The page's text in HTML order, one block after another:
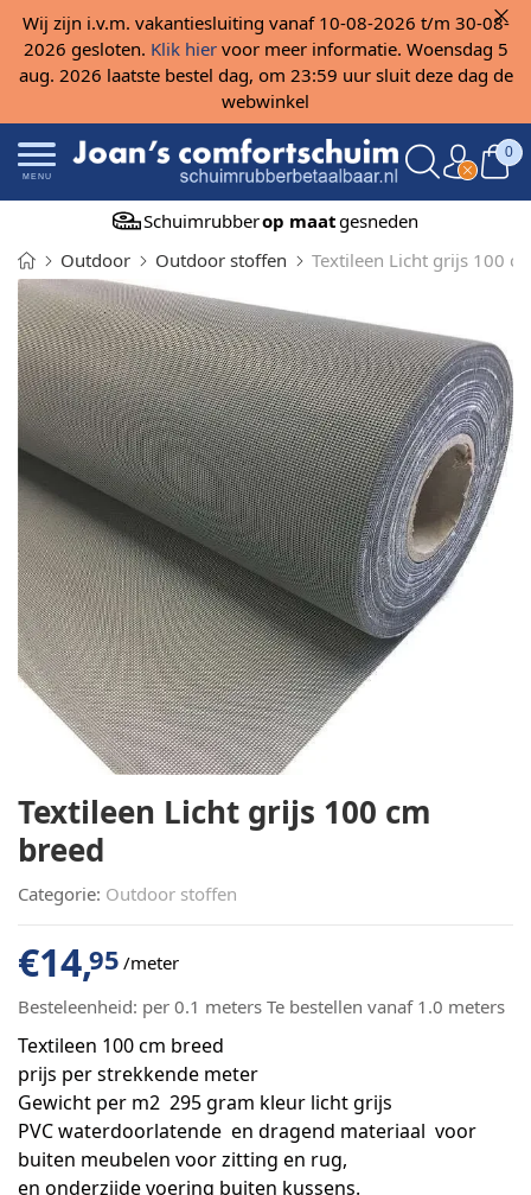
Wij zijn i.v.m. vakantiesluiting vanaf 10-08-2026 t/m 30-08-
2026 gesloten. Klik hiervoor meer informatie. Woensdag 5
aug. 2026 laatste bestel dag, om 23:59 uur sluit deze dag de
webwinkel
MENU
0
Schuimrubberop maatgesneden
Outdoor
Outdoor stoffen Textileen Licht grijs 100
Textileen Licht grijs 100 cm
breed
Categorie: Outdoor stoffen
€14,95 /meter
Besteleenheid: per 0.1 meters Te bestellen vanaf 1.0 meters
Textileen 100 cm breed
prijs per strekkende meter
Gewicht per m2 295 gram kleur licht grijs
PVC waterdoorlatende en dragend materiaal voor
buiten meubelen voor zitting en rug,
en onderzijde voering buiten kussens.